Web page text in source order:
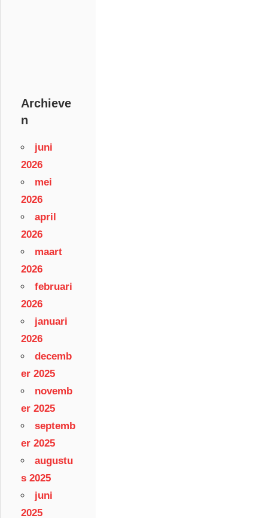
Archieve
n
juni
2026
mei
2026
april
2026
maart
2026
februari
2026
januari
2026
decemb
er 2025
novemb
er 2025
septemb
er 2025
augustu
s 2025
juni
2025